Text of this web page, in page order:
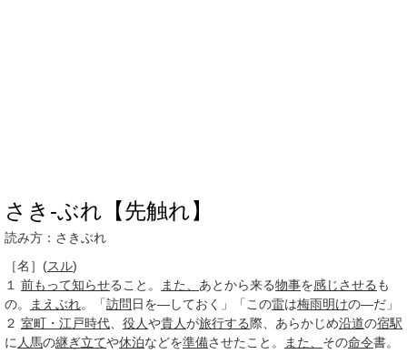
さき‐ぶれ【先触れ】
読み方：さきぶれ
［名］ (スル)
１
前もって知らせること。 また、 あとから来る物事を感じさせる も
の。
まえぶれ。「訪問 日を―しておく」「この雷は梅雨明けの―だ」
２ 室町・江戸時代 役人や貴人が旅行する際、あらかじめ沿道の宿駅
に 人馬の継ぎ立てや休泊などを準備させたこと。 また、 その命令書。